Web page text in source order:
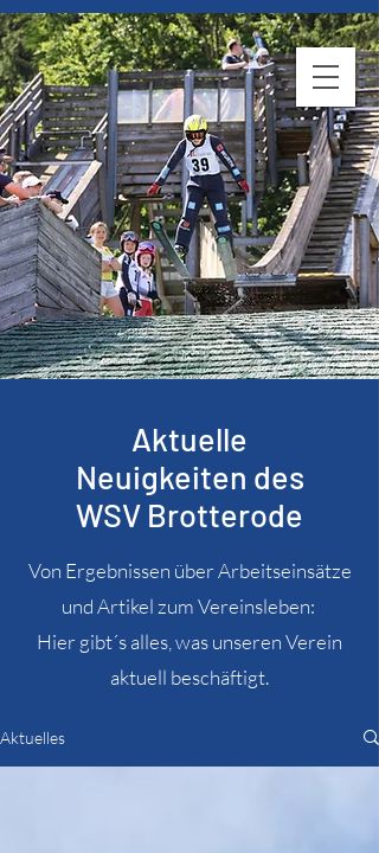
WSV Brotterode
Aktuelle
Neuigkeiten des
WSV Brotterode
Von Ergebnissen über Arbeitseinsätze
und Artikel zum Vereinsleben:
Hier gibt´s alles, was unseren Verein
aktuell beschäftigt.
Aktuelles